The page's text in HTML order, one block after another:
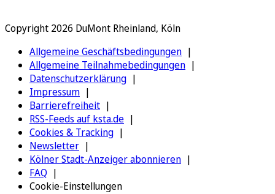
Copyright 2026 DuMont Rheinland, Köln
Allgemeine Geschäftsbedingungen
Allgemeine Teilnahmebedingungen
Datenschutzerklärung
Impressum
Barrierefreiheit
RSS-Feeds auf ksta.de
Cookies & Tracking
Newsletter
Kölner Stadt-Anzeiger abonnieren
FAQ
Cookie-Einstellungen